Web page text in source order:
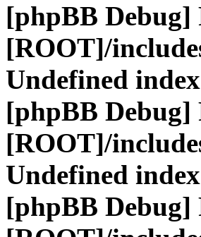
[phpBB Debug]
[ROOT]/
Undefined
[phpBB Debug]
[ROOT]/
Undefined
[phpBB Debug]